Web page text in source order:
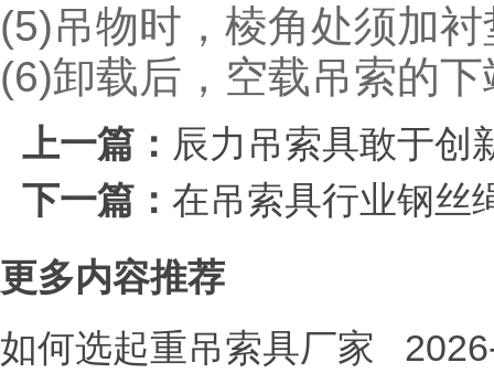
(5)吊物时，棱角处须加衬
(6)卸载后，空载吊索的
上一篇： 辰力吊索具敢于创
下一篇： 在吊索具行业钢丝
更多内容推荐
如何选起重吊索具厂家